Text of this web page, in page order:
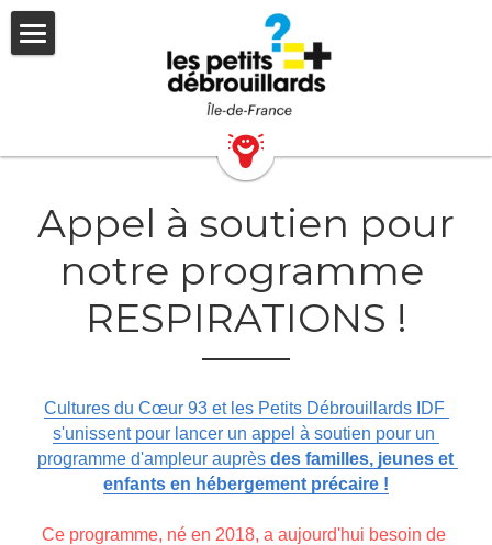
Programme Respirations
Questions et paroles des jeunes
Equipact
Qui sommes-nous ?
Nos 3 piliers
Nos partenaires
Adhérer
Nos modes d'action
Création pédagogique
Formations pour professionnels
Nous rejoindre
La formation Initiale
Vacations
Bénévolat et Service Civique
Contact
Appel à soutien pour
notre programme
RESPIRATIONS !
Cultures du Cœur 93 et les Petits Débrouillards IDF
s'unissent pour lancer un appel à soutien pour un
programme d'ampleur auprès des familles, jeunes et
enfants en hébergement précaire !
Ce programme, né en 2018, a aujourd'hui besoin de